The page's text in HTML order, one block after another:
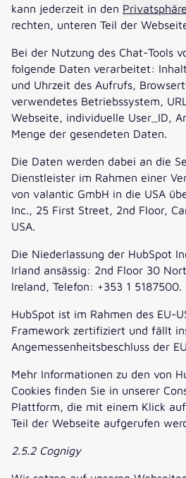
kann jederzeit in den
rechten, unteren Teil der
Bei der Nutzung des Chat-Tools
folgende Daten verarbeitet:
und Uhrzeit des Aufrufs,
verwendetes Betriebssystem,
Webseite, individuelle User_ID,
Menge der gesendeten Daten.
Die Daten werden dabei an die
Dienstleister im Rahmen einer
von valantic GmbH in die USA
Inc., 25 First Street, 2nd Floor,
USA.
Die Niederlassung der HubSpot
Irland ansässig: 2nd Floor 30
Ireland, Telefon: +353 1 5187500.
HubSpot ist im Rahmen des EU-
Framework zertifiziert und fällt
Angemessenheitsbeschluss der
Mehr Informationen zu den von
Cookies finden Sie in unserer
Plattform, die mit einem Klick
Teil der Webseite aufgerufen
2.5.2 Cognigy